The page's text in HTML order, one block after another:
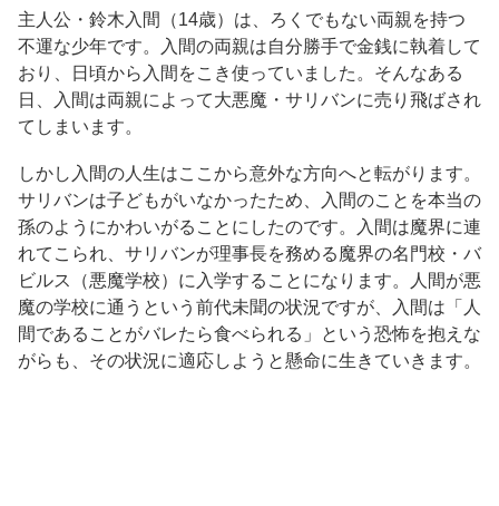
主人公・鈴木入間（14歳）は、ろくでもない両親を持つ
不運な少年です。入間の両親は自分勝手で金銭に執着して
おり、日頃から入間をこき使っていました。そんなある
日、入間は両親によって大悪魔・サリバンに売り飛ばされ
てしまいます。
しかし入間の人生はここから意外な方向へと転がります。
サリバンは子どもがいなかったため、入間のことを本当の
孫のようにかわいがることにしたのです。入間は魔界に連
れてこられ、サリバンが理事長を務める魔界の名門校・バ
ビルス（悪魔学校）に入学することになります。人間が悪
魔の学校に通うという前代未聞の状況ですが、入間は「人
間であることがバレたら食べられる」という恐怖を抱えな
がらも、その状況に適応しようと懸命に生きていきます。